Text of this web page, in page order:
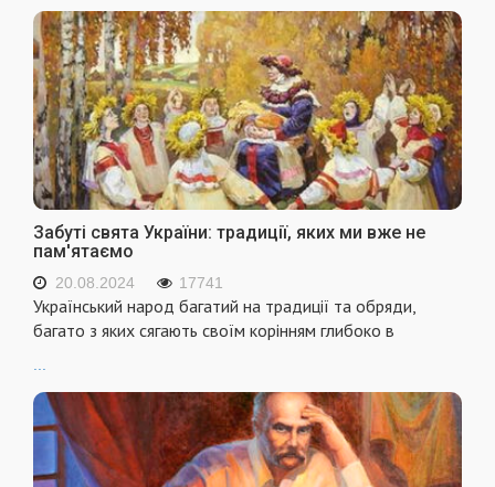
Забуті свята України: традиції, яких ми вже не
пам'ятаємо
20.08.2024 17741
Український народ багатий на традиції та обряди,
багато з яких сягають своїм корінням глибоко в
...